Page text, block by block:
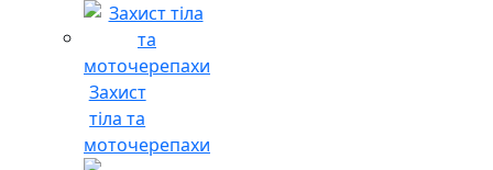
Захист
тіла та
моточерепахи